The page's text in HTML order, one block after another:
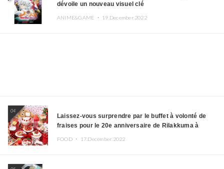
dévoile un nouveau visuel clé
ANIME&GAME ・ 19.December.2022
04
Laissez-vous surprendre par le buffet à volonté de
fraises pour le 20e anniversaire de Rilakkuma à
FOOD ・ 17.December.2022